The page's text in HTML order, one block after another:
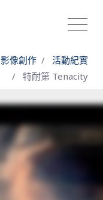
影像創作
活動紀實
特耐第 Tenacity